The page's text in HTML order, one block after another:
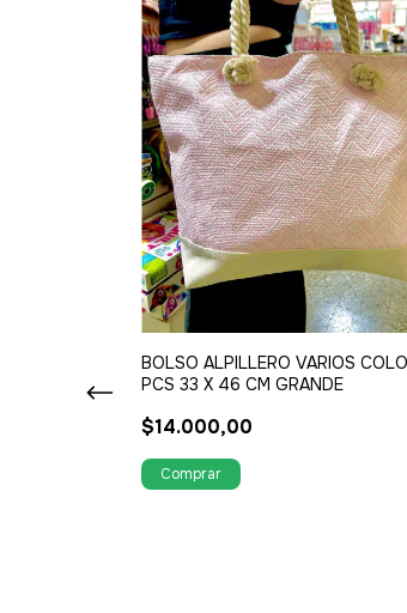
BOLSO ALPILLERO VARIOS
PCS 33 X 46 CM GRANDE
$14.000,00